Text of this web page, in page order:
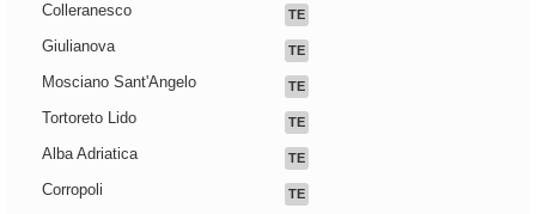
Colleranesco TE
Giulianova TE
Mosciano Sant'Angelo TE
Tortoreto Lido TE
Alba Adriatica TE
Corropoli TE